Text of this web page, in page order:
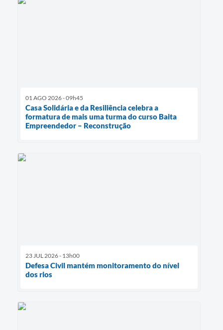
01 AGO 2026 - 09h45
Casa Solidária e da Resiliência celebra a
formatura de mais uma turma do curso Baita
Empreendedor – Reconstrução
23 JUL 2026 - 13h00
Defesa Civil mantém monitoramento do nível
dos rios